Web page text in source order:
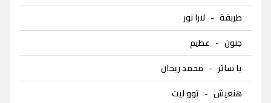
طربقة - لارا نور
جنون - عظيم
يا ساتر - محمد ريحان
هنعيش - توو ليت